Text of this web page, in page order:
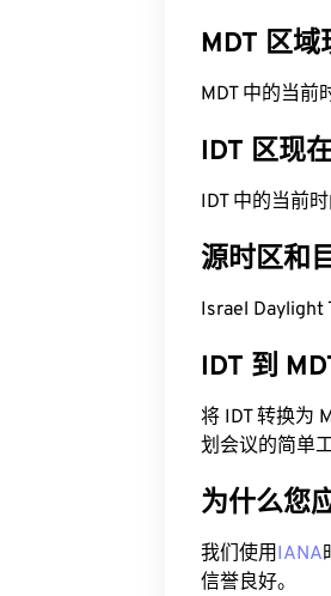
MDT 区域
MDT 中的当
IDT 区现
IDT 中的当前
源时区和
Israel Daylight
IDT 到
将 IDT 转换为
划会议的简单工
为什么您
我们使用IANA
信誉良好。